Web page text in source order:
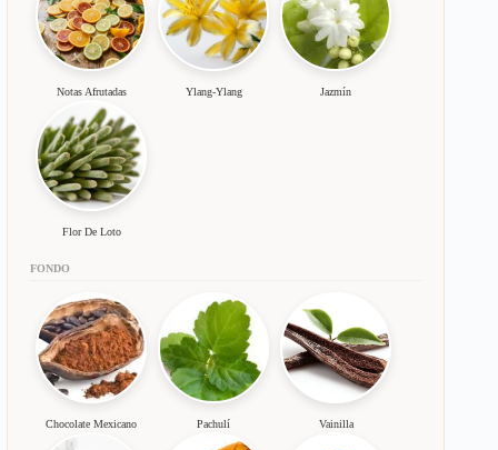
Notas Afrutadas Ylang-Ylang Jazmín
Flor De Loto
FONDO
Chocolate Mexicano Pachulí Vainilla